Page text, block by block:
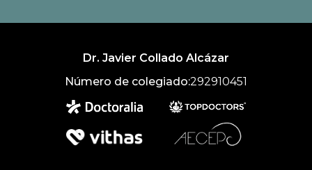
Dr. Javier Collado Alcázar
Número de colegiado:292910451